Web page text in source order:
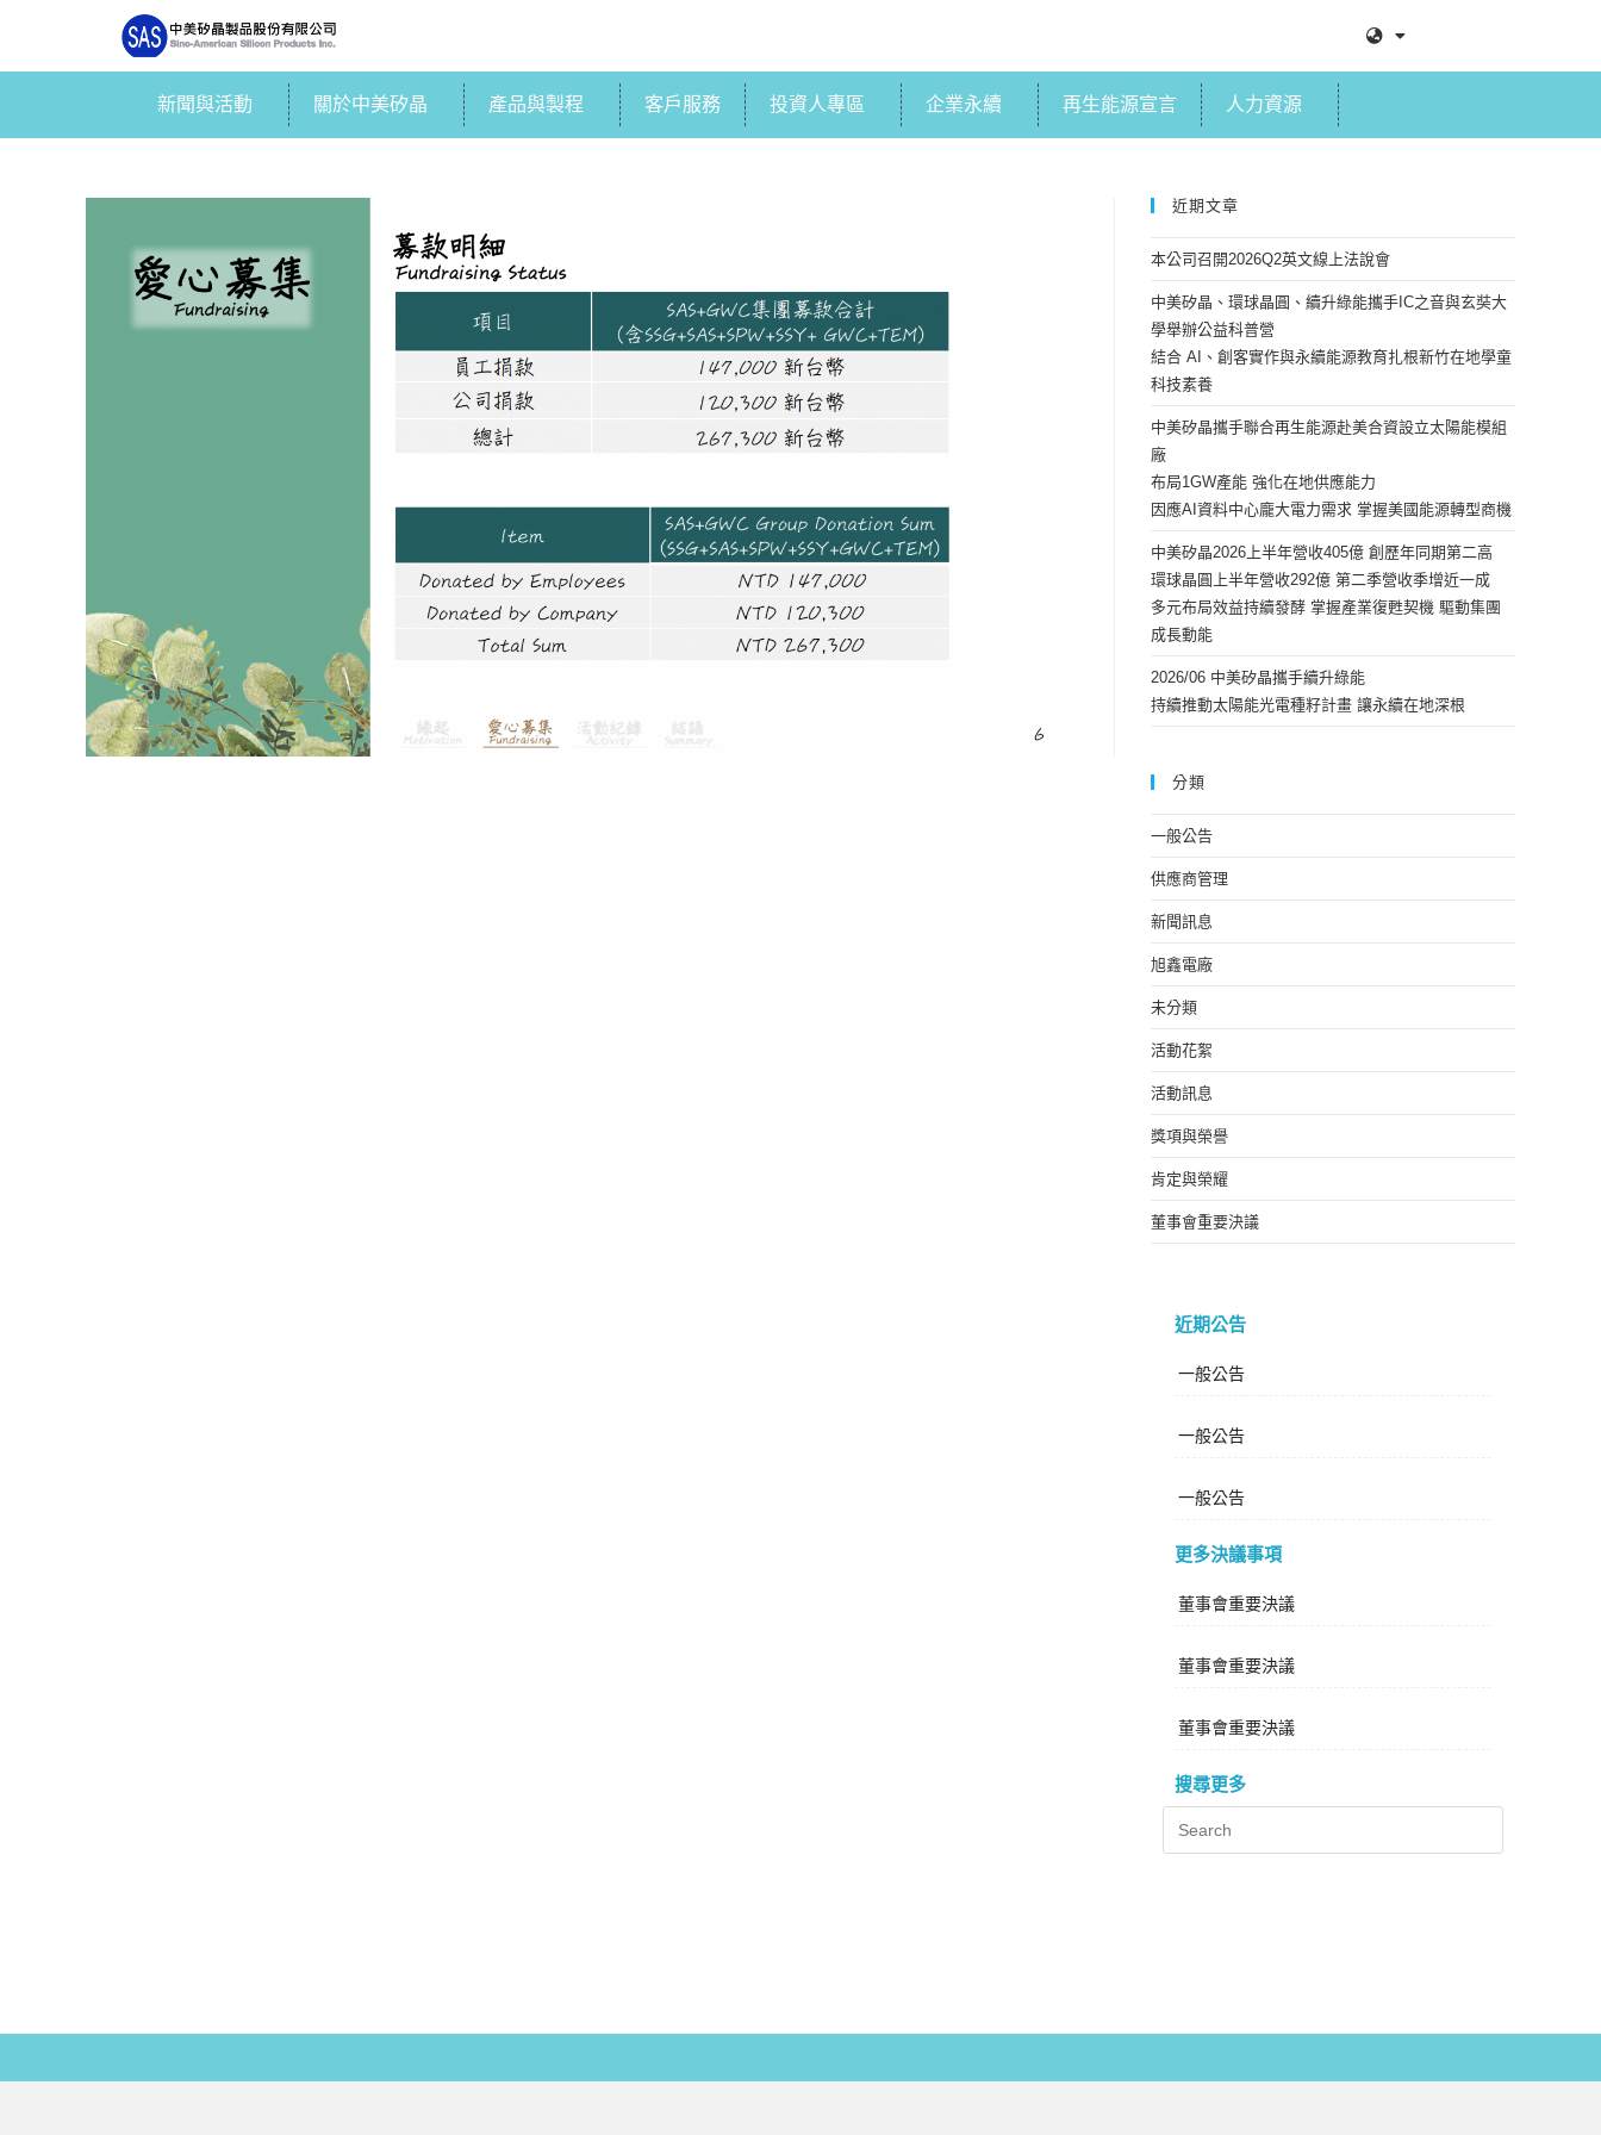
新聞與活動 關於中美矽晶 產品與製程 客戶服務 投資人專區 企業永續 再生能源宣言 人力資源
近期文章
本公司召開2026Q2英文線上法說會
中美矽晶、環球晶圓、續升綠能攜手IC之音與玄奘大
學舉辦公益科普營
結合 AI、創客實作與永續能源教育扎根新竹在地學童
科技素養
中美矽晶攜手聯合再生能源赴美合資設立太陽能模組
廠
布局1GW產能 強化在地供應能力
因應AI資料中心龐大電力需求 掌握美國能源轉型商機
中美矽晶2026上半年營收405億 創歷年同期第二高
環球晶圓上半年營收292億 第二季營收季增近一成
多元布局效益持續發酵 掌握產業復甦契機 驅動集團
成長動能
2026/06 中美矽晶攜手續升綠能
持續推動太陽能光電種籽計畫 讓永續在地深根
分類
一般公告
供應商管理
新聞訊息
旭鑫電廠
未分類
活動花絮
活動訊息
獎項與榮譽
肯定與榮耀
董事會重要決議
近期公告
一般公告
一般公告
一般公告
更多決議事項
董事會重要決議
董事會重要決議
董事會重要決議
搜尋更多